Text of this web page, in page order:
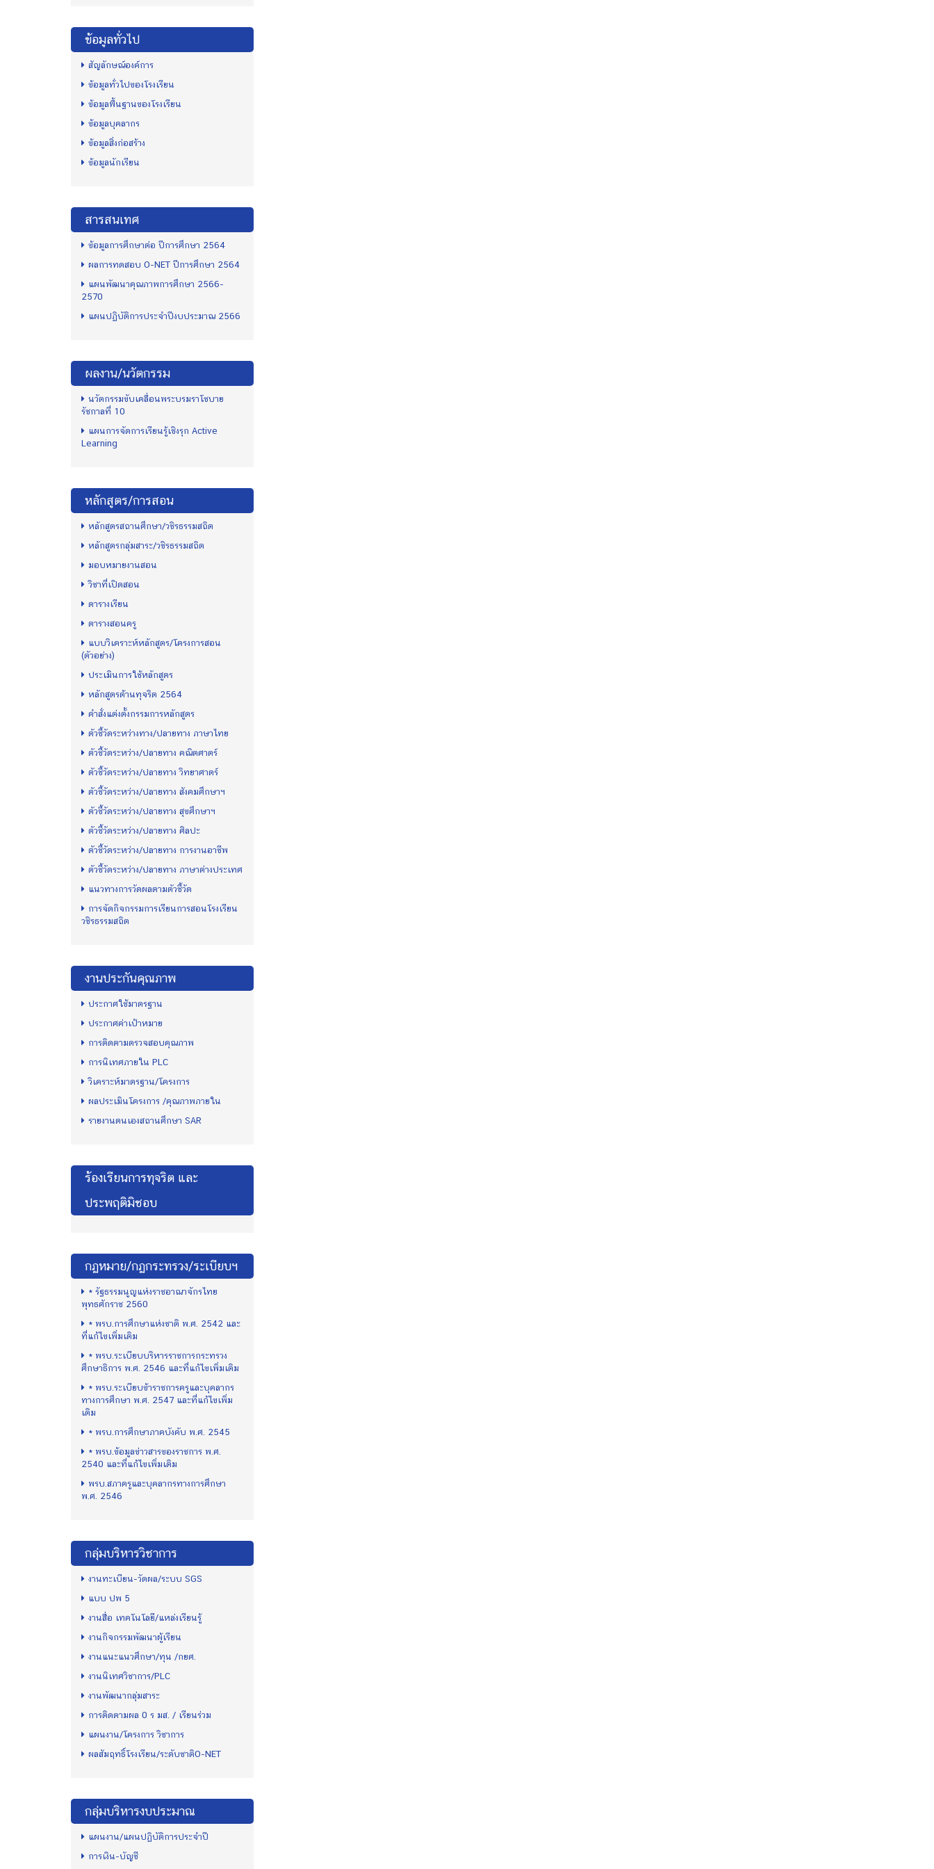
ข้อมูลทั่วไป
สัญลักษณ์องค์การ
ข้อมูลทั่วไปของโรงเรียน
ข้อมูลพื้นฐานของโรงเรียน
ข้อมูลบุคลากร
ข้อมูลสิ่งก่อสร้าง
ข้อมูลนักเรียน
สารสนเทศ
ข้อมูลการศึกษาต่อ ปีการศึกษา 2564
ผลการทดสอบ O-NET ปีการศึกษา 2564
แผนพัฒนาคุณภาพการศึกษา 2566-
2570
แผนปฏิบัติการประจำปีงบประมาณ 2566
ผลงาน/นวัตกรรม
นวัตกรรมขับเคลื่อนพระบรมราโชบาย
รัชกาลที่ 10
แผนการจัดการเรียนรู้เชิงรุก Active
Learning
หลักสูตร/การสอน
หลักสูตรสถานศึกษา/วชิรธรรมสถิต
หลักสูตรกลุ่มสาระ/วชิรธรรมสถิต
มอบหมายงานสอน
วิชาที่เปิดสอน
ตารางเรียน
ตารางสอนครู
แบบวิเคราะห์หลักสูตร/โครงการสอน
(ตัวอย่าง)
ประเมินการใช้หลักสูตร
หลักสูตรต้านทุจริต 2564
คำสั่งแต่งตั้งกรรมการหลักสูตร
ตัวชี้วัดระหว่างทาง/ปลายทาง ภาษาไทย
ตัวชี้วัดระหว่าง/ปลายทาง คณิตศาตร์
ตัวชี้วัดระหว่าง/ปลายทาง วิทยาศาตร์
ตัวชี้วัดระหว่าง/ปลายทาง สังคมศึกษาฯ
ตัวชี้วัดระหว่าง/ปลายทาง สุขศึกษาฯ
ตัวชี้วัดระหว่าง/ปลายทาง ศิลปะ
ตัวชี้วัดระหว่าง/ปลายทาง การงานอาชีพ
ตัวชี้วัดระหว่าง/ปลายทาง ภาษาต่างประเทศ
แนวทางการวัดผลตามตัวชี้วัด
การจัดกิจกรรมการเรียนการสอนโรงเรียน
วชิรธรรมสถิต
งานประกันคุณภาพ
ประกาศใช้มาตรฐาน
ประกาศค่าเป้าหมาย
การติดตามตรวจสอบคุณภาพ
การนิเทศภายใน PLC
วิเคราะห์มาตรฐาน/โครงการ
ผลประเมินโครงการ /คุณภาพภายใน
รายงานตนเองสถานศึกษา SAR
ร้องเรียนการทุจริต และ
ประพฤติมิชอบ
กฏหมาย/กฏกระทรวง/ระเบียบฯ
* รัฐธรรมนูญแห่งราชอาณาจักรไทย
พุทธศักราช 2560
* พรบ.การศึกษาแห่งชาติ พ.ศ. 2542 และ
ที่แก้ไขเพิ่มเติม
* พรบ.ระเบียบบริหารราชการกระทรวง
ศึกษาธิการ พ.ศ. 2546 และที่แก้ไขเพิ่มเติม
* พรบ.ระเบียบข้าราชการครูและบุคลากร
ทางการศึกษา พ.ศ. 2547 และที่แก้ไขเพิ่ม
เติม
* พรบ.การศึกษาภาคบังคับ พ.ศ. 2545
* พรบ.ข้อมูลข่าวสารของราชการ พ.ศ.
2540 และที่แก้ไขเพิ่มเติม
พรบ.สภาครูและบุคลากรทางการศึกษา
พ.ศ. 2546
กลุ่มบริหารวิชาการ
งานทะเบียน-วัดผล/ระบบ SGS
แบบ ปพ 5
งานสื่อ เทคโนโลยี/แหล่งเรียนรู้
งานกิจกรรมพัฒนาผู้เรียน
งานแนะแนวศึกษา/ทุน /กยศ.
งานนิเทศวิชาการ/PLC
งานพัฒนากลุ่มสาระ
การติดตามผล 0 ร มส. / เรียนร่วม
แผนงาน/โครงการ วิชาการ
ผลสัมฤทธิ์โรงเรียน/ระดับชาติO-NET
กลุ่มบริหารงบประมาณ
แผนงาน/แผนปฏิบัติการประจำปี
การเงิน-บัญชี